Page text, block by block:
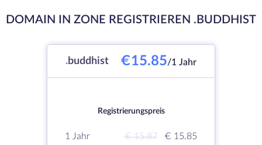
DOMAIN IN ZONE REGISTRIEREN .BUDDHIST
.buddhist €15.85/1 Jahr
Registrierungspreis
1 Jahr € 15.87
€ 15.85